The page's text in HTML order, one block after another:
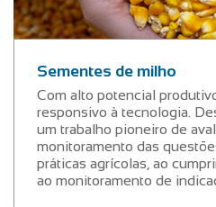
Sementes de milho
Com alto potencial
responsivo à tecnologia.
um trabalho pioneiro de
monitoramento das
práticas agrícolas, ao
ao monitoramento de